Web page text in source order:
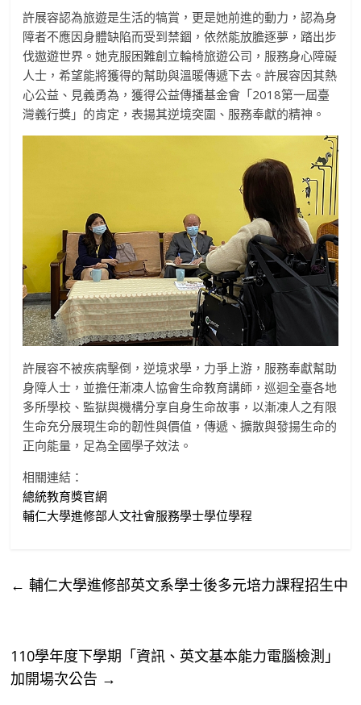
許展容認為旅遊是生活的犒賞，更是她前進的動力，認為身
障者不應因身體缺陷而受到禁錮，依然能放膽逐夢，踏出步
伐遨遊世界。她克服困難創立輪椅旅遊公司，服務身心障礙
人士，希望能將獲得的幫助與溫暖傳遞下去。許展容因其熱
心公益、見義勇為，獲得公益傳播基金會「2018第一屆臺
灣義行獎」的肯定，表揚其逆境突圍、服務奉獻的精神。
許展容不被疾病擊倒，逆境求學，力爭上游，服務奉獻幫助
身障人士，並擔任漸凍人協會生命教育講師，巡迴全臺各地
多所學校、監獄與機構分享自身生命故事，以漸凍人之有限
生命充分展現生命的韌性與價值，傳遞、擴散與發揚生命的
正向能量，足為全國學子效法。
相關連結：
總統教育獎官網
輔仁大學進修部人文社會服務學士學位學程
← 輔仁大學進修部英文系學士後多元培力課程招生中
110學年度下學期「資訊、英文基本能力電腦檢測」
加開場次公告 →